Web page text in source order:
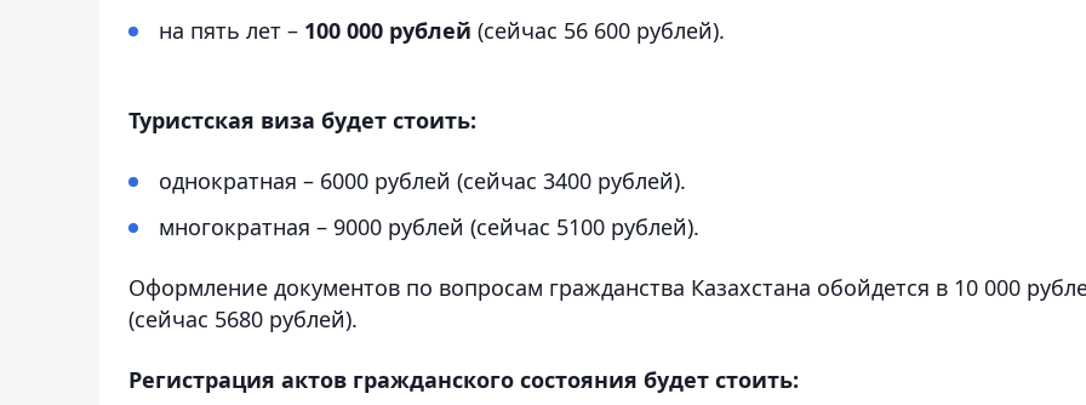
на пять лет – 100 000 рублей (сейчас 56 600 рублей).
Туристская виза будет стоить:
однократная – 6000 рублей (сейчас 3400 рублей).
многократная – 9000 рублей (сейчас 5100 рублей).
Оформление документов по вопросам гражданства Казахстана обойдется в 10 000
(сейчас 5680 рублей).
Регистрация актов гражданского состояния будет стоить: